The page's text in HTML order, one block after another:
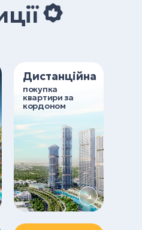
Дистанційна
покупка
квартири за
кордоном